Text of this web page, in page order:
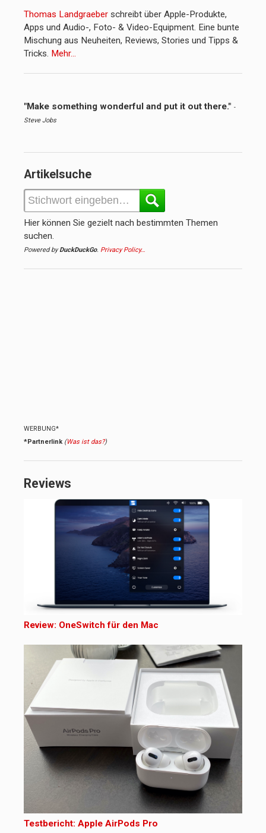
Thomas Landgraeber schreibt über Apple-Produkte,
Apps und Audio-, Foto- & Video-Equipment. Eine bunte
Mischung aus Neuheiten, Reviews, Stories und Tipps &
Tricks. Mehr…
"Make something wonderful and put it out there." -
Steve Jobs
Artikelsuche
Hier können Sie gezielt nach bestimmten Themen
suchen.
Powered byDuckDuckGo. Privacy Policy…
WERBUNG*
*Partnerlink (Was ist das?)
Reviews
Review: OneSwitch für den Mac
Testbericht: Apple AirPods Pro